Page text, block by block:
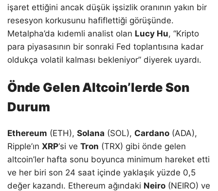
işaret ettiğini ancak düşük işsizlik oranının yakın bir
resesyon korkusunu hafiflettiği görüşünde.
Metalpha’da kıdemli analist olan Lucy Hu, “Kripto
para piyasasının bir sonraki Fed toplantısına kadar
oldukça volatil kalması bekleniyor” diyerek uyardı.
Önde Gelen Altcoin’lerde Son
Durum
Ethereum (ETH), Solana (SOL), Cardano (ADA),
Ripple’ın XRP‘si ve Tron (TRX) gibi önde gelen
altcoin’ler hafta sonu boyunca minimum hareket etti
ve her biri son 24 saat içinde yaklaşık yüzde 0,5
değer kazandı. Ethereum ağındaki Neiro (NEIRO) ve